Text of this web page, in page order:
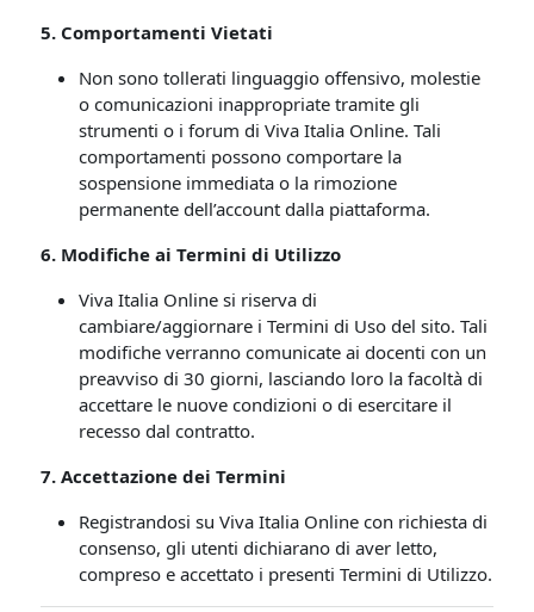
5. Comportamenti Vietati
Non sono tollerati linguaggio offensivo, molestie
o comunicazioni inappropriate tramite gli
strumenti o i forum di Viva Italia Online. Tali
comportamenti possono comportare la
sospensione immediata o la rimozione
permanente dell’account dalla piattaforma.
6. Modifiche ai Termini di Utilizzo
Viva Italia Online si riserva di
cambiare/aggiornare i Termini di Uso del sito. Tali
modifiche verranno comunicate ai docenti con un
preavviso di 30 giorni, lasciando loro la facoltà di
accettare le nuove condizioni o di esercitare il
recesso dal contratto.
7. Accettazione dei Termini
Registrandosi su Viva Italia Online con richiesta di
consenso, gli utenti dichiarano di aver letto,
compreso e accettato i presenti Termini di Utilizzo.